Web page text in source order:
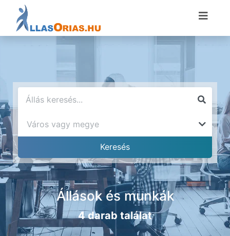
Állások és munkák
4 darab találat